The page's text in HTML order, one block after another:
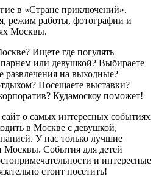
в «Стране приключений».
режим работы, фотографии и
Москвы.
Ищете где погулять
парнем или девушкой? Выбираете
развлечения на выходные?
Посещаете выставки?
Кудамоскоу поможет!
о самых интересных событиях
в Москве с девушкой,
У нас только лучшие
Москвы. События для детей
и интересные
стоит посетить!